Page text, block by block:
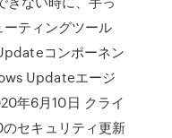
ティングツール
コンポーネン
Updateエージ
年6月10日 クライ
セキュリティ更新